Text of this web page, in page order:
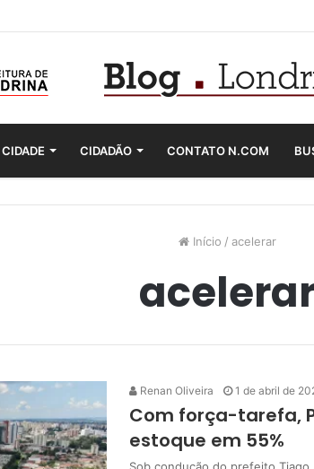
CIDADE CIDADÃO CONTATO N.COM
Início / acelerar
Renan Oliveira 1 de abril de
Com força-tarefa,
estoque em 55%